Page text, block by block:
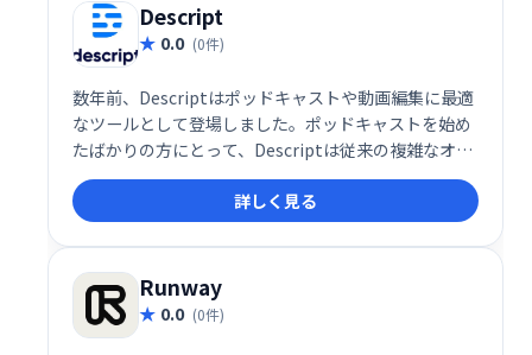
Descript
0.0 (0件)
数年前、Descriptはポッドキャストや動画編集に最適
なツールとして登場しました。ポッドキャストを始め
たばかりの方にとって、Descriptは従来の複雑なオー
ディオ編集ツールとはまったく異なる、新しいタイプ
のオーディオエディタです。今年初め、私はポッドキ
ャストチャンネルを開設し、編集にはすべてDescript
を使いました。
詳しく見る
Runway
0.0 (0件)